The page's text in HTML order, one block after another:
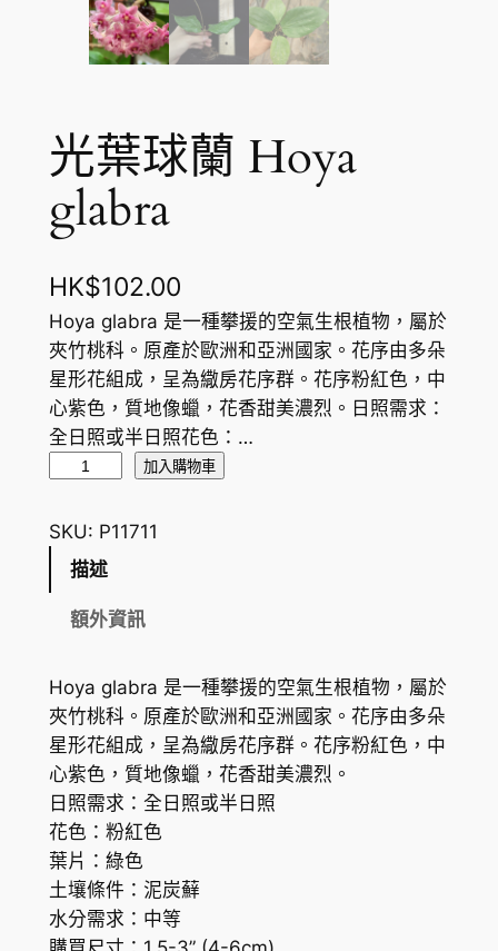
光葉球蘭 Hoya
glabra
HK$102.00
Hoya glabra 是一種攀援的空氣生根植物，屬於
夾竹桃科。原產於歐洲和亞洲國家。花序由多朵
星形花組成，呈為繖房花序群。花序粉紅色，中
心紫色，質地像蠟，花香甜美濃烈。日照需求：
全日照或半日照花色：…
球
蘭
g
l
a
b
r
a
數
量
加入購物車
SKU: P11711
描述
額外資訊
Hoya glabra 是一種攀援的空氣生根植物，屬於
夾竹桃科。原產於歐洲和亞洲國家。花序由多朵
星形花組成，呈為繖房花序群。花序粉紅色，中
心紫色，質地像蠟，花香甜美濃烈。
日照需求：全日照或半日照
花色：粉紅色
葉片：綠色
土壤條件：泥炭蘚
水分需求：中等